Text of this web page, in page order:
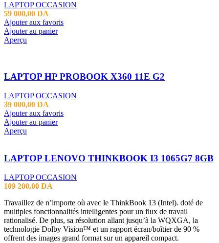
LAPTOP OCCASION
59 000,00 DA
Ajouter aux favoris
Ajouter au panier
Aperçu
LAPTOP HP PROBOOK X360 11E G2
LAPTOP OCCASION
39 000,00 DA
Ajouter aux favoris
Ajouter au panier
Aperçu
LAPTOP LENOVO THINKBOOK I3 1065G7 8GB
LAPTOP OCCASION
109 200,00 DA
Travaillez de n’importe où avec le ThinkBook 13 (Intel). doté de
multiples fonctionnalités intelligentes pour un flux de travail
rationalisé. De plus, sa résolution allant jusqu’à la WQXGA, la
technologie Dolby Vision™ et un rapport écran/boîtier de 90 %
offrent des images grand format sur un appareil compact.